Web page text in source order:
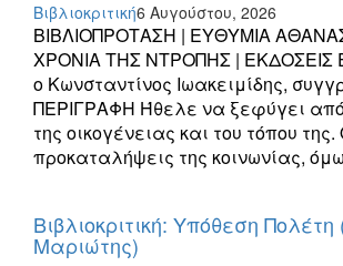
Βιβλιοκριτική6 Αυγούστου, 2026
ΒΙΒΛΙΟΠΡΟΤΑΣΗ | ΕΥΘΥΜΙΑ
ΧΡΟΝΙΑ ΤΗΣ ΝΤΡΟΠΗΣ |
ο Κωνσταντίνος Ιωακειμίδης,
ΠΕΡΙΓΡΑΦΗ Ήθελε να ξεφύγει από
της οικογένειας και του τόπου της.
προκαταλήψεις της κοινωνίας,
Βιβλιοκριτική: Υπόθεση Πολέτη
Μαριώτης)